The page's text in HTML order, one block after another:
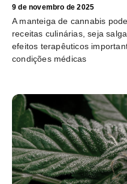
9 de novembro de 2025
A manteiga de cannabis
receitas culinárias, seja
efeitos terapêuticos
condições médicas